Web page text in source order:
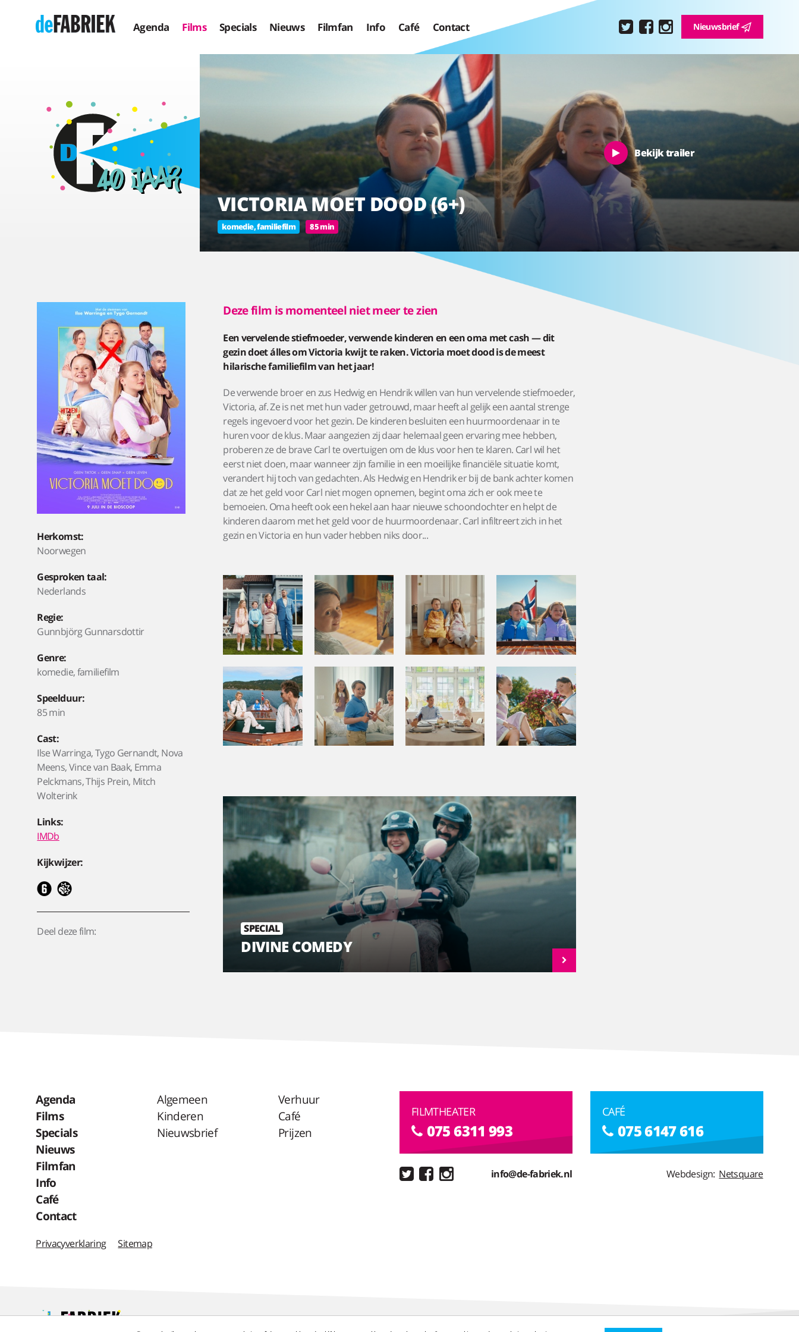
Agenda Films Specials Nieuws Filmfan Info Café Contact Nieuwsbrief
VICTORIA MOET DOOD (6+)
komedie, familiefilm 85 min
Bekijk trailer
Herkomst:
Noorwegen
Gesproken taal:
Nederlands
Regie:
Gunnbjörg Gunnarsdottir
Genre:
komedie, familiefilm
Speelduur:
85 min
Cast:
Ilse Warringa, Tygo Gernandt, Nova
Meens, Vince van Baak, Emma
Pelckmans, Thijs Prein, Mitch
Wolterink
Links:
IMDb
Kijkwijzer:
Deel deze film:
Deze film is momenteel niet meer te zien
Een vervelende stiefmoeder, verwende kinderen en een oma met cash — dit
gezin doet álles om Victoria kwijt te raken. Victoria moet dood is de meest
hilarische familiefilm van het jaar!
De verwende broer en zus Hedwig en Hendrik willen van hun vervelende stiefmoeder,
Victoria, af. Ze is net met hun vader getrouwd, maar heeft al gelijk een aantal strenge
regels ingevoerd voor het gezin. De kinderen besluiten een huurmoordenaar in te
huren voor de klus. Maar aangezien zij daar helemaal geen ervaring mee hebben,
proberen ze de brave Carl te overtuigen om de klus voor hen te klaren. Carl wil het
eerst niet doen, maar wanneer zijn familie in een moeilijke financiële situatie komt,
verandert hij toch van gedachten. Als Hedwig en Hendrik er bij de bank achter komen
dat ze het geld voor Carl niet mogen opnemen, begint oma zich er ook mee te
bemoeien. Oma heeft ook een hekel aan haar nieuwe schoondochter en helpt de
kinderen daarom met het geld voor de huurmoordenaar. Carl infiltreert zich in het
gezin en Victoria en hun vader hebben niks door...
SPECIAL
DIVINE COMEDY
Agenda
Films
Specials
Nieuws
Filmfan
Info
Café
Contact
Algemeen
Verhuur
Kinderen
Café
Nieuwsbrief
Prijzen
Privacyverklaring Sitemap
FILMTHEATER
075 6311 993
CAFÉ
075 6147 616
info@de-fabriek.nl Webdesign: Netsquare
Jan Sijbrandsteeg 12, 1502 BA Zaandam